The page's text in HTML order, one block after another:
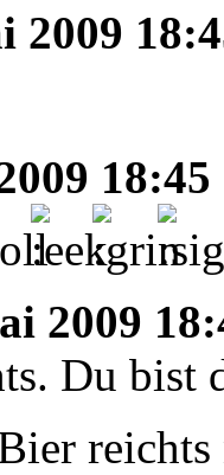
2009
18:45
2009
Du bist